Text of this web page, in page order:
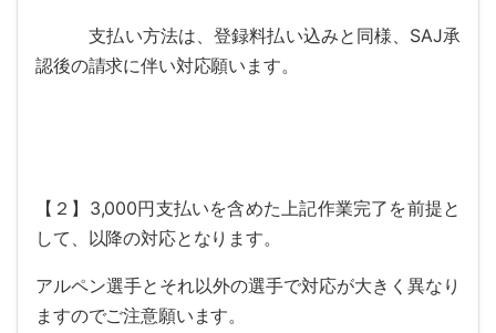
支払い方法は、登録料払い込みと同様、SAJ承
認後の請求に伴い対応願います。
【２】3,000円支払いを含めた上記作業完了を前提と
して、以降の対応となります。
アルペン選手とそれ以外の選手で対応が大きく異なり
ますのでご注意願います。